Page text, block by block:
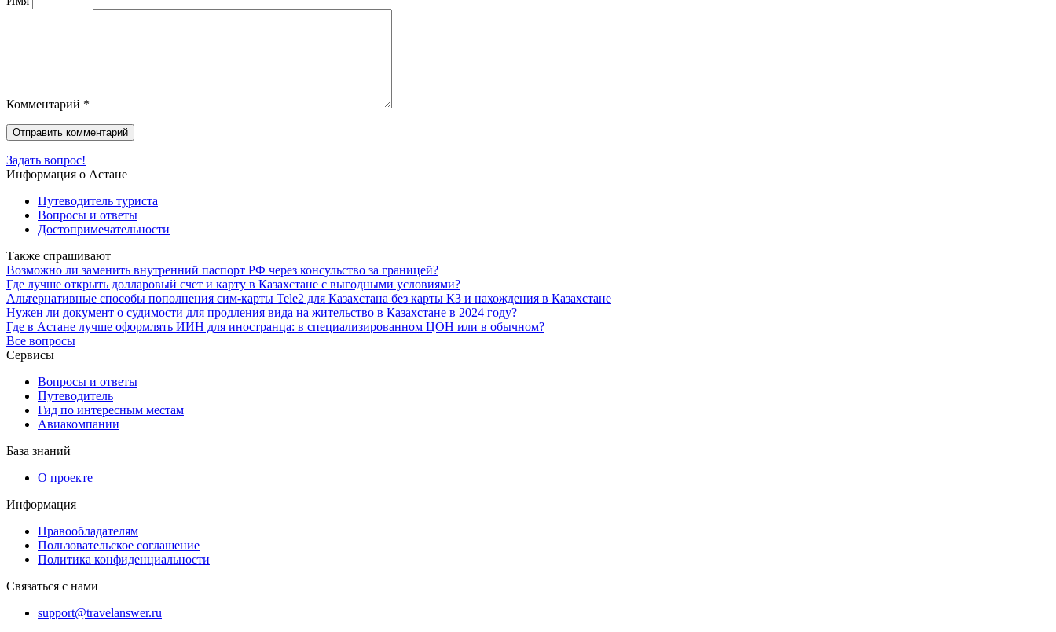
Комментарий *
Задать вопрос!
Информация о Астане
Путеводитель туриста
Вопросы и ответы
Достопримечательности
Также спрашивают
Возможно ли заменить внутренний паспорт РФ через консульство за границей?
Где лучше открыть долларовый счет и карту в Казахстане с выгодными условиями?
Альтернативные способы пополнения сим-карты Tele2 для Казахстана без карты КЗ и нахождения в Казахстане
Нужен ли документ о судимости для продления вида на жительство в Казахстане в 2024 году?
Где в Астане лучше оформлять ИИН для иностранца: в специализированном ЦОН или в обычном?
Все вопросы
Сервисы
Вопросы и ответы
Путеводитель
Гид по интересным местам
Авиакомпании
База знаний
О проекте
Информация
Правообладателям
Пользовательское соглашение
Политика конфиденциальности
Связаться с нами
support@travelanswer.ru